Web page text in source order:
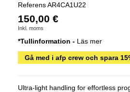
Referens AR4CA1U22
150,00 €
Inkl. moms
*Tullinformation - Läs mer
Gå med i afp crew och spara
Ultra-light handling for effortless